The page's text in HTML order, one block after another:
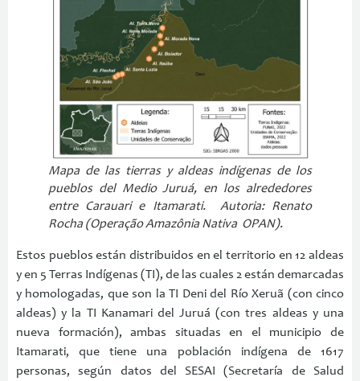
Mapa de las tierras y aldeas indígenas de los
pueblos del Medio Juruá, en los alrededores
entre Carauari e Itamarati. Autoria: Renato
Rocha (Operação Amazônia Nativa OPAN).
Estos pueblos están distribuidos en el territorio en 12 aldeas
y en 5 Terras Indígenas (TI), de las cuales 2 están demarcadas
y homologadas, que son la TI Deni del Río Xeruã (con cinco
aldeas) y la TI Kanamari del Juruá (con tres aldeas y una
nueva formación), ambas situadas en el municipio de
Itamarati, que tiene una población indígena de 1617
personas, según datos del SESAI (Secretaría de Salud